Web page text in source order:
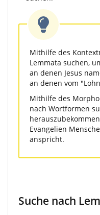
Mithilfe des
Lemmata suchen,
an denen Jesus
an denen vom
Mithilfe des
nach Wortformen
Evangelien
anspricht.
Suche nach